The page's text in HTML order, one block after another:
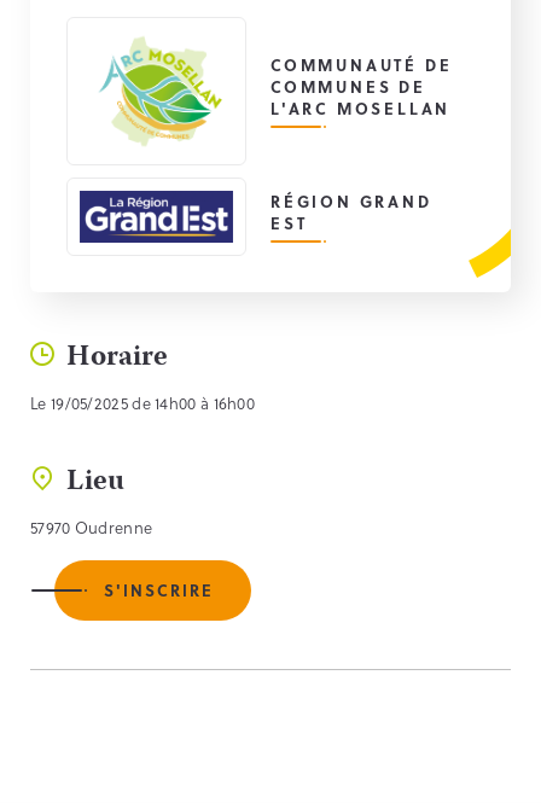
COMMUNAUTÉ DE
COMMUNES DE
L'ARC MOSELLAN
RÉGION GRAND
EST
Horaire
Le 19/05/2025 de 14h00 à 16h00
Lieu
57970 Oudrenne
S'INSCRIRE